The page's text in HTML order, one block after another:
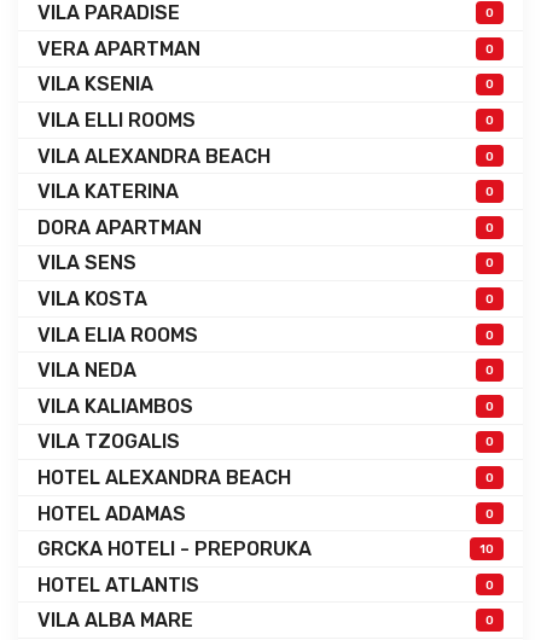
VILA PARADISE 0
VERA APARTMAN 0
VILA KSENIA 0
VILA ELLI ROOMS 0
VILA ALEXANDRA BEACH 0
VILA KATERINA 0
DORA APARTMAN 0
VILA SENS 0
VILA KOSTA 0
VILA ELIA ROOMS 0
VILA NEDA 0
VILA KALIAMBOS 0
VILA TZOGALIS 0
HOTEL ALEXANDRA BEACH 0
HOTEL ADAMAS 0
GRCKA HOTELI - PREPORUKA 10
HOTEL ATLANTIS 0
VILA ALBA MARE 0